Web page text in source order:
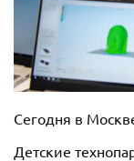
Сегодня в
Детские